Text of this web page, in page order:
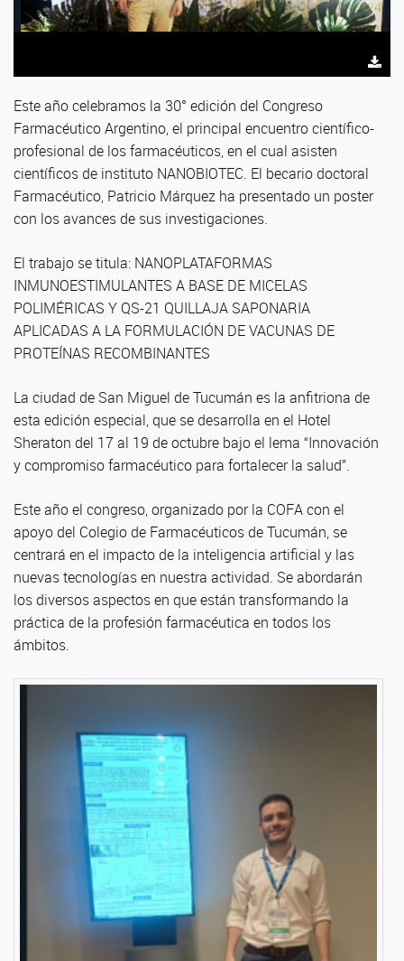
Este año celebramos la 30° edición del Congreso
Farmacéutico Argentino, el principal encuentro científico-
profesional de los farmacéuticos, en el cual asisten
científicos de instituto NANOBIOTEC. El becario doctoral
Farmacéutico, Patricio Márquez ha presentado un poster
con los avances de sus investigaciones.
El trabajo se titula: NANOPLATAFORMAS
INMUNOESTIMULANTES A BASE DE MICELAS
POLIMÉRICAS Y QS-21 QUILLAJA SAPONARIA
APLICADAS A LA FORMULACIÓN DE VACUNAS DE
PROTEÍNAS RECOMBINANTES
La ciudad de San Miguel de Tucumán es la anfitriona de
esta edición especial, que se desarrolla en el Hotel
Sheraton del 17 al 19 de octubre bajo el lema “Innovación
y compromiso farmacéutico para fortalecer la salud”.
Este año el congreso, organizado por la COFA con el
apoyo del Colegio de Farmacéuticos de Tucumán, se
centrará en el impacto de la inteligencia artificial y las
nuevas tecnologías en nuestra actividad. Se abordarán
los diversos aspectos en que están transformando la
práctica de la profesión farmacéutica en todos los
ámbitos.